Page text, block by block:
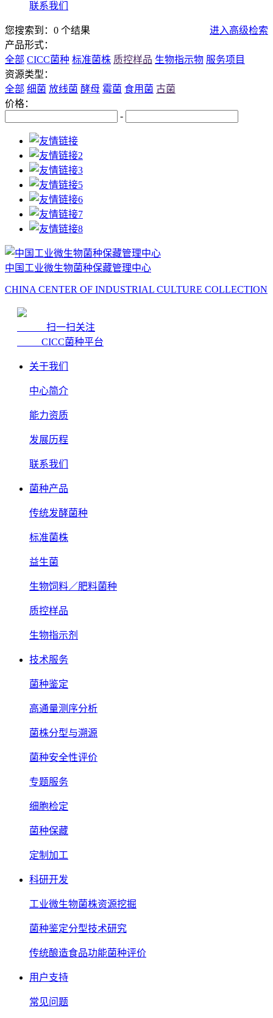
联系我们
您搜索到：0 个结果
进入高级检索
产品形式：
全部 CICC菌种 标准菌株 质控样品 生物指示物 服务项目
资源类型：
全部 细菌 放线菌 酵母 霉菌 食用菌 古菌
价格：
-
中国工业微生物菌种保藏管理中心
CHINA CENTER OF INDUSTRIAL CULTURE COLLECTION
扫一扫关注
CICC菌种平台
关于我们
中心简介
能力资质
发展历程
联系我们
菌种产品
传统发酵菌种
标准菌株
益生菌
生物饲料／肥料菌种
质控样品
生物指示剂
技术服务
菌种鉴定
高通量测序分析
菌株分型与溯源
菌种安全性评价
专题服务
细胞检定
菌种保藏
定制加工
科研开发
工业微生物菌株资源挖掘
菌种鉴定分型技术研究
传统酿造食品功能菌种评价
用户支持
常见问题